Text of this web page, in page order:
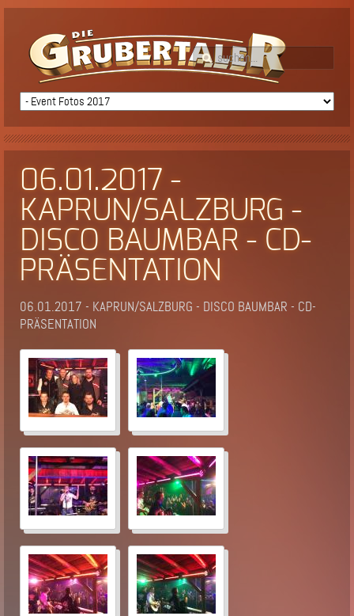
06.01.2017 -
KAPRUN/SALZBURG -
DISCO BAUMBAR - CD-
PRÄSENTATION
06.01.2017 - KAPRUN/SALZBURG - DISCO BAUMBAR - CD-
PRÄSENTATION